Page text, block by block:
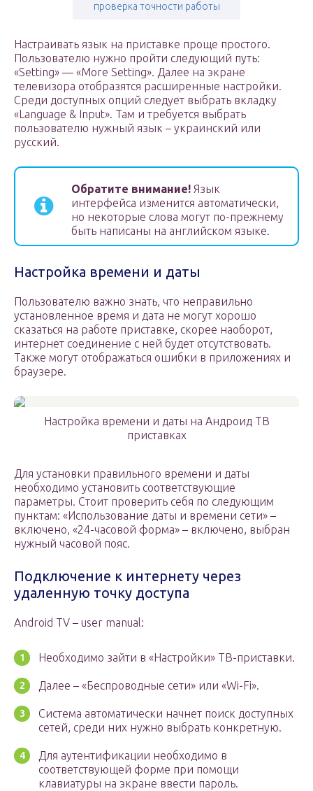
проверка точности работы
Настраивать язык на приставке проще простого.
Пользователю нужно пройти следующий путь:
«Setting» — «More Setting». Далее на экране
телевизора отобразятся расширенные настройки.
Среди доступных опций следует выбрать вкладку
«Language & Input». Там и требуется выбрать
пользователю нужный язык – украинский или
русский.
Обратите внимание! Язык
интерфейса изменится автоматически,
но некоторые слова могут по-прежнему
быть написаны на английском языке.
Настройка времени и даты
Пользователю важно знать, что неправильно
установленное время и дата не могут хорошо
сказаться на работе приставке, скорее наоборот,
интернет соединение с ней будет отсутствовать.
Также могут отображаться ошибки в приложениях и
браузере.
Настройка времени и даты на Андроид ТВ
приставках
Для установки правильного времени и даты
необходимо установить соответствующие
параметры. Стоит проверить себя по следующим
пунктам: «Использование даты и времени сети» –
включено, «24-часовой форма» – включено, выбран
нужный часовой пояс.
Подключение к интернету через
удаленную точку доступа
Android TV – user manual:
Необходимо зайти в «Настройки» ТВ-приставки.
Далее – «Беспроводные сети» или «Wi-Fi».
Система автоматически начнет поиск доступных
сетей, среди них нужно выбрать конкретную.
Для аутентификации необходимо в
соответствующей форме при помощи
клавиатуры на экране ввести пароль.